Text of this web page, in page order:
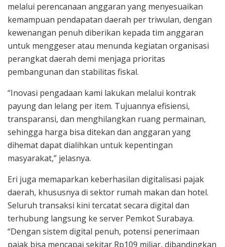
melalui perencanaan anggaran yang menyesuaikan
kemampuan pendapatan daerah per triwulan, dengan
kewenangan penuh diberikan kepada tim anggaran
untuk menggeser atau menunda kegiatan organisasi
perangkat daerah demi menjaga prioritas
pembangunan dan stabilitas fiskal.
“Inovasi pengadaan kami lakukan melalui kontrak
payung dan lelang per item. Tujuannya efisiensi,
transparansi, dan menghilangkan ruang permainan,
sehingga harga bisa ditekan dan anggaran yang
dihemat dapat dialihkan untuk kepentingan
masyarakat,” jelasnya.
Eri juga memaparkan keberhasilan digitalisasi pajak
daerah, khususnya di sektor rumah makan dan hotel.
Seluruh transaksi kini tercatat secara digital dan
terhubung langsung ke server Pemkot Surabaya.
“Dengan sistem digital penuh, potensi penerimaan
pajak bisa mencapai sekitar Rp109 miliar, dibandingkan